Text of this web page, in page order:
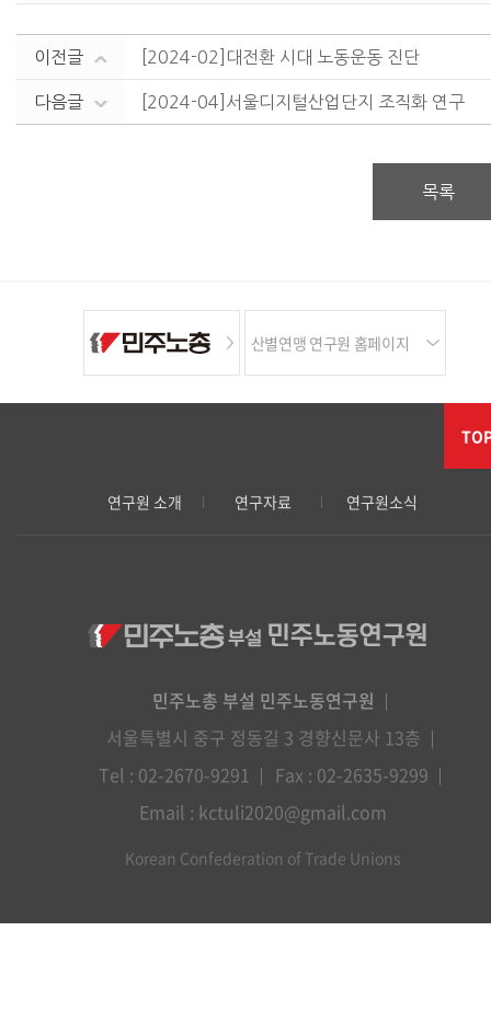
이전글 [2024-02]대전환 시대 노동운동 진단
다음글 [2024-04]서울디지털산업단지 조직화 연구
목록
산별연맹 연구원 홈페이지
연구원 소개 연구자료 연구원소식
민주노총 부설 민주노동연구원
서울특별시 중구 정동길 3 경향신문사 13층
Tel : 02-2670-9291
Fax : 02-2635-9299
Email : kctuli2020@gmail.com
Korean Confederation of Trade Unions